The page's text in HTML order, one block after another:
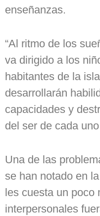
enseñanzas.
“Al ritmo de los
va dirigido a los
habitantes de la
desarrollarán
capacidades y
del ser de cada
Una de las
se han notado en
les cuesta un poco
interpersonales